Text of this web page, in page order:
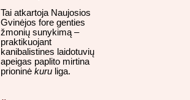
Tai atkartoja Naujosios
Gvinėjos fore genties
žmonių sunykimą –
praktikuojant
kanibalistines laidotuvių
apeigas paplito mirtina
prioninė kuru liga.